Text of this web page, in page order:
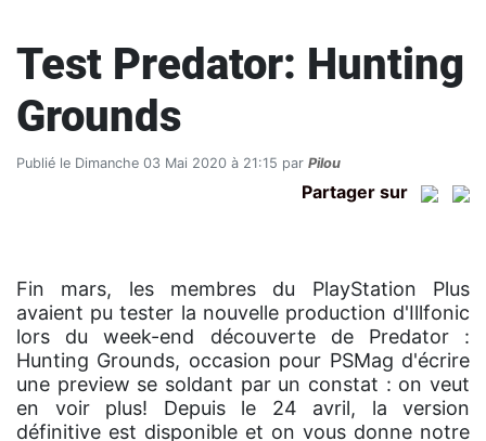
Test Predator: Hunting
Grounds
Publié le Dimanche 03 Mai 2020 à 21:15 par Pilou
Partager sur
Fin mars, les membres du PlayStation Plus
avaient pu tester la nouvelle production d'Illfonic
lors du week-end découverte de Predator :
Hunting Grounds, occasion pour PSMag d'écrire
une preview se soldant par un constat : on veut
en voir plus! Depuis le 24 avril, la version
définitive est disponible et on vous donne notre